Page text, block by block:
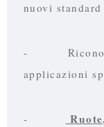
nuovi
-
applicazioni
-